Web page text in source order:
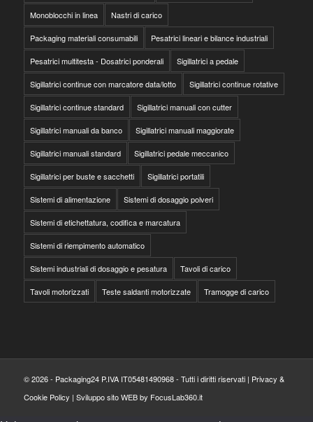
Monoblocchi in linea Nastri di carico
Packaging materiali consumabili Pesatrici lineari e bilance industriali
Pesatrici multitesta - Dosatrici ponderali Sigillatrici a pedale
Sigillatrici continue con marcatore data/lotto Sigillatrici continue rotative
Sigillatrici continue standard Sigillatrici manuali con cutter
Sigillatrici manuali da banco Sigillatrici manuali maggiorate
Sigillatrici manuali standard Sigillatrici pedale meccanico
Sigillatrici per buste e sacchetti Sigillatrici portatili
Sistemi di alimentazione Sistemi di dosaggio polveri
Sistemi di etichettatura, codifica e marcatura
Sistemi di riempimento automatico
Sistemi industriali di dosaggio e pesatura Tavoli di carico
Tavoli motorizzati Teste saldanti motorizzate Tramogge di carico
© 2026 - Packaging24 P.IVA IT05481490968 - Tutti i diritti riservati | Privacy &
Cookie Policy | Sviluppo sito WEB by FocusLab360.it